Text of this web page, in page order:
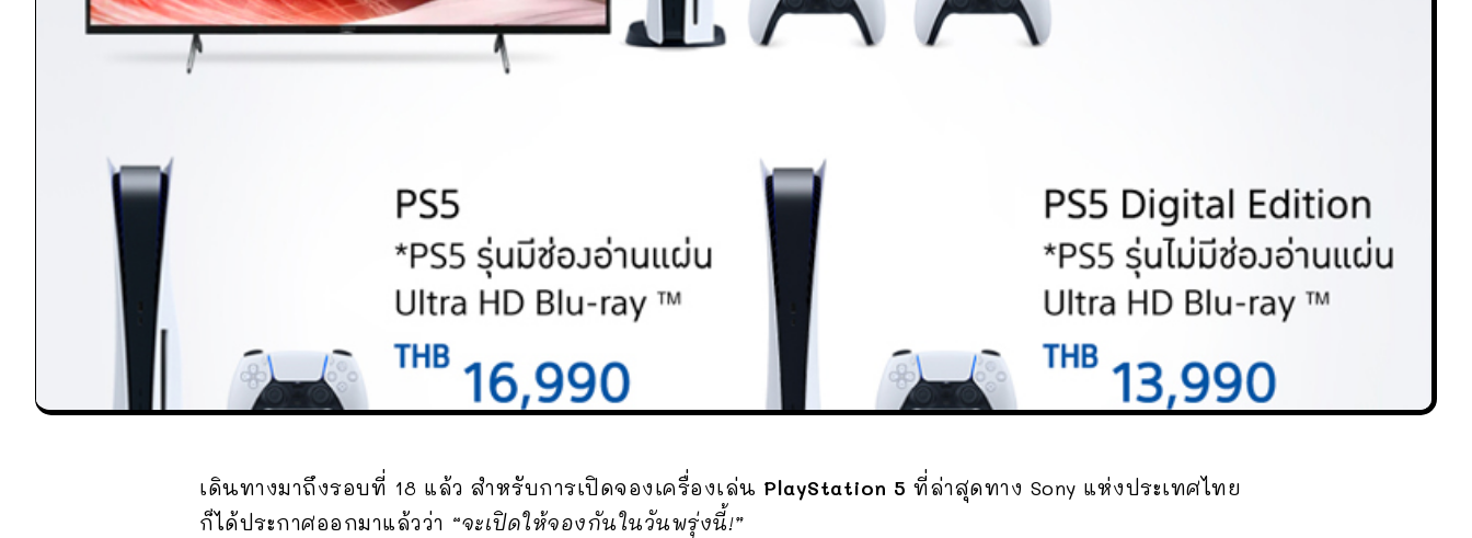
เดินทางมาถึงรอบที่ 18 แล้ว สำหรับการเปิดจองเครื่องเล่น PlayStation 5 ที่ล่าสุดทาง Sony แห่งประเทศไทย
ก็ได้ประกาศออกมาแล้วว่า “จะเปิดให้จองกันในวันพรุ่งนี้!”